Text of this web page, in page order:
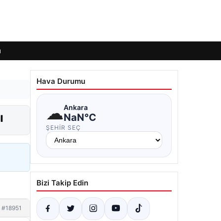
#18951
Hava Durumu
☁Ankara
NaN°C
ŞEHIR SEÇ
Bizi Takip Edin